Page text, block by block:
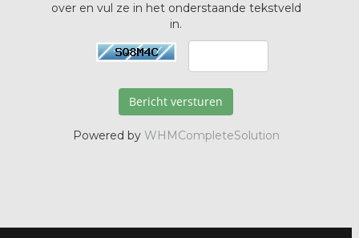
over en vul ze in het onderstaande tekstveld
in.
Bericht versturen
Powered by WHMCompleteSolution